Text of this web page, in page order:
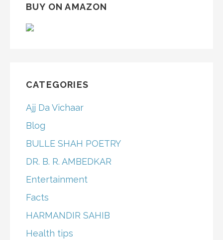
BUY ON AMAZON
CATEGORIES
Ajj Da Vichaar
Blog
BULLE SHAH POETRY
DR. B. R. AMBEDKAR
Entertainment
Facts
HARMANDIR SAHIB
Health tips